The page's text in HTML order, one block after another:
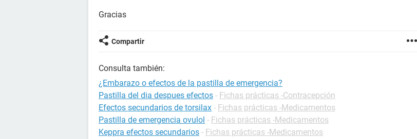
Gracias
Compartir
Consulta también:
¿Embarazo o efectos de la pastilla de emergencia?
Pastilla del dia despues efectos - Fichas prácticas -Contracepción
Efectos secundarios de torsilax - Fichas prácticas -Medicamentos
Pastilla de emergencia ovulol - Fichas prácticas -Medicamentos
Keppra efectos secundarios - Fichas prácticas -Medicamentos